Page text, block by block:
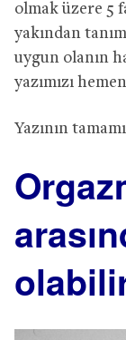
olmak üzere 5
yakından
uygun olanın
yazımızı
Yazının